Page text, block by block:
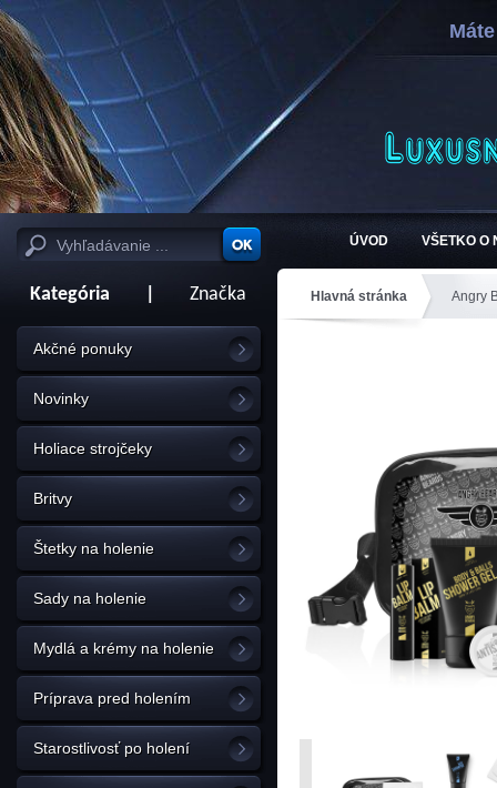
ÚVOD VŠETKO O
Kategória Značka
Akčné ponuky
Novinky
Holiace strojčeky
Britvy
Štetky na holenie
Sady na holenie
Mydlá a krémy na holenie
Príprava pred holením
Starostlivosť po holení
Hlavná stránka Angry